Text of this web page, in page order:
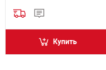
Купить